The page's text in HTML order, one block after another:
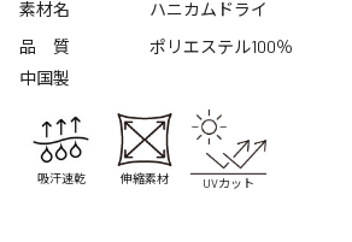
素材名
ハニカムドライ
品 質
ポリエステル100％
中国製
吸汗速乾 伸縮素材 UVカット